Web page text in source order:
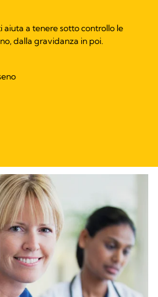
aiuta a tenere sotto controllo le
dalla gravidanza in poi.